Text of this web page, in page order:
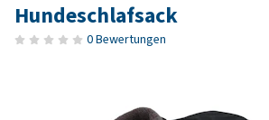
Hundeschlafsack
0 Bewertungen